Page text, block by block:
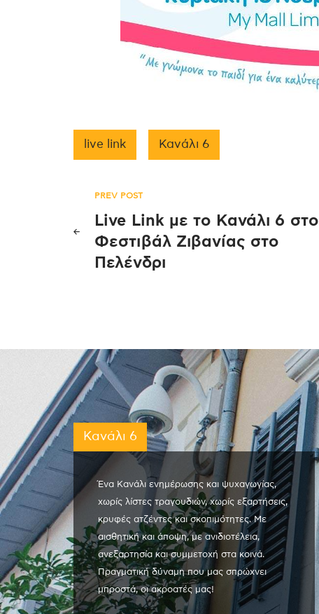
live link Κανάλι 6
Πλοήγηση
άρθρων
PREV POST
Live Link με το Κανάλι 6 στο
Φεστιβάλ Ζιβανίας στο
Πελένδρι
Κανάλι 6
Ένα Κανάλι ενημέρωσης και ψυχαγωγίας,
χωρίς λίστες τραγουδιών, χωρίς εξαρτήσεις,
κρυφές ατζέντες και σκοπιμότητες. Με
αισθητική και άποψη, με ανιδιοτέλεια,
ανεξαρτησία και συμμετοχή στα κοινά.
Πραγματική δύναμη που μας σπρώχνει
μπροστά, οι ακροατές μας!